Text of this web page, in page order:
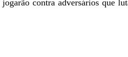
contra adversários que